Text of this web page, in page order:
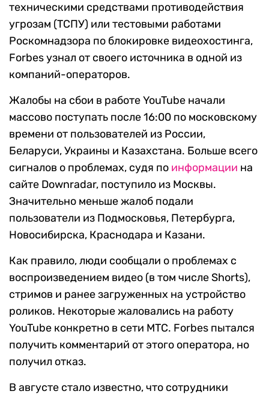
техническими средствами противодействия
угрозам (ТСПУ) или тестовыми работами
Роскомнадзора по блокировке видеохостинга,
Forbes узнал от своего источника в одной из
компаний-операторов.
Жалобы на сбои в работе YouTube начали
массово поступать после 16:00 по московскому
времени от пользователей из России,
Беларуси, Украины и Казахстана. Больше всего
сигналов о проблемах, судя по информации на
сайте Downradar, поступило из Москвы.
Значительно меньше жалоб подали
пользователи из Подмосковья, Петербурга,
Новосибирска, Краснодара и Казани.
Как правило, люди сообщали о проблемах с
воспроизведением видео (в том числе Shorts),
стримов и ранее загруженных на устройство
роликов. Некоторые жаловались на работу
YouTube конкретно в сети МТС. Forbes пытался
получить комментарий от этого оператора, но
получил отказ.
В августе стало известно, что сотрудники